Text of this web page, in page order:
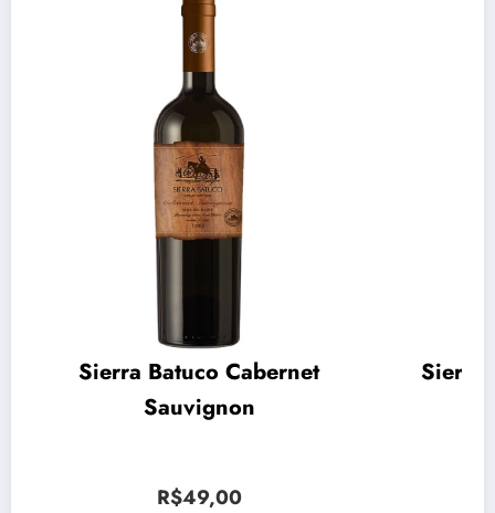
Sierra Batuco Cabernet
Sauvignon
R$49,00
Sierra